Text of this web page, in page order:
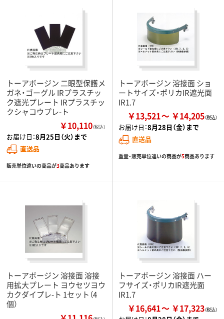
トーアボージン 二眼型保護メ
ガネ・ゴーグル IRプラスチッ
ク遮光プレート IRプラスチッ
クシャコウプレ-ト
￥10,110（税込）
お届け日：8月25日（火）まで
直送品
販売単位違いの商品が3商品あります
トーアボージン 溶接面 ショ
ートサイズ・ポリカIR遮光面
IR1.7
￥13,521 ￥14,205
お届け日：8月28日（金）まで
直送品
重量・販売単位違いの商品が5商品あります
トーアボージン 溶接面 溶接
用拡大プレート ヨウセツヨウ
カクダイプレ-ト 1セット（4
個）
トーアボージン 溶接面 ハー
フサイズ・ポリカIR遮光面
IR1.7
￥16,641 ￥17,323